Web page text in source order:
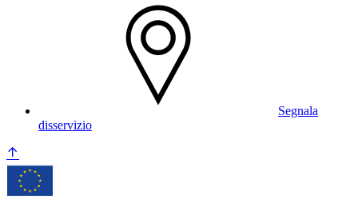
Segnala
disservizio